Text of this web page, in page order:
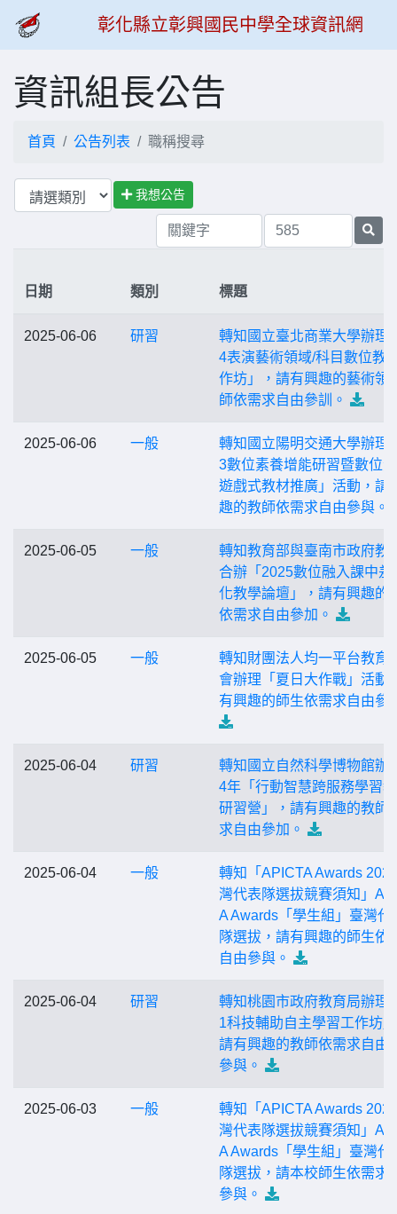
彰化縣立彰興國民中學全球資訊網
資訊組長公告
首頁 公告列表 職稱搜尋
我想公告
日期 類別 標題
2025-06-06 研習
轉知國立臺北商業大學辦理
4表演藝術領域/科目數位教
作坊」，請有興趣的藝術領
師依需求自由參訓。
2025-06-06 一般
轉知國立陽明交通大學辦理
3數位素養增能研習暨數位
遊戲式教材推廣」活動，請
趣的教師依需求自由參與。
2025-06-05 一般
轉知教育部與臺南市政府教
合辦「2025數位融入課中差
化教學論壇」，請有興趣的
依需求自由參加。
2025-06-05 一般
轉知財團法人均一平台教育
會辦理「夏日大作戰」活動
有興趣的師生依需求自由參
2025-06-04 研習
轉知國立自然科學博物館辦
4年「行動智慧跨服務學習
研習營」，請有興趣的教師
求自由參加。
2025-06-04 一般
轉知「APICTA Awards
灣代表隊選拔競賽須知」
A Awards「學生組」臺灣代
隊選拔，請有興趣的師生依
自由參與。
2025-06-04 研習
轉知桃園市政府教育局辦理
1科技輔助自主學習工作坊
請有興趣的教師依需求自由
參與。
2025-06-03 一般
轉知「APICTA Awards
灣代表隊選拔競賽須知」
A Awards「學生組」臺灣代
隊選拔，請本校師生依需求
參與。